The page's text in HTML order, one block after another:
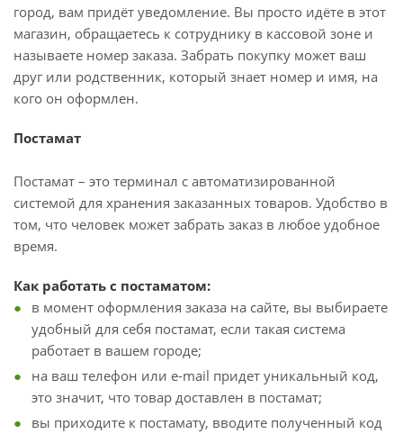
город, вам придёт уведомление. Вы просто идёте в этот
магазин, обращаетесь к сотруднику в кассовой зоне и
называете номер заказа. Забрать покупку может ваш
друг или родственник, который знает номер и имя, на
кого он оформлен.
Постамат
Постамат – это терминал с автоматизированной
системой для хранения заказанных товаров. Удобство в
том, что человек может забрать заказ в любое удобное
время.
Как работать с постаматом:
в момент оформления заказа на сайте, вы выбираете
удобный для себя постамат, если такая система
работает в вашем городе;
на ваш телефон или e-mail придет уникальный код,
это значит, что товар доставлен в постамат;
вы приходите к постамату, вводите полученный код